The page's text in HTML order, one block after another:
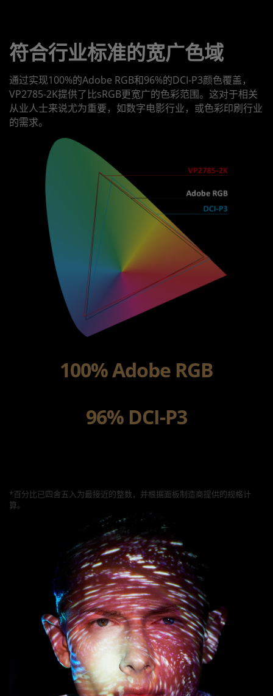
符合行业标准的宽广色域
通过实现100%的Adobe RGB和96%的DCI-P3颜色覆盖，
VP2785-2K提供了比sRGB更宽广的色彩范围。这对于相关
从业人士来说尤为重要，如数字电影行业，或色彩印刷行业
的需求。
100% Adobe RGB
96% DCI-P3
*百分比已四舍五入为最接近的整数，并根据面板制造商提供的规格计
算。